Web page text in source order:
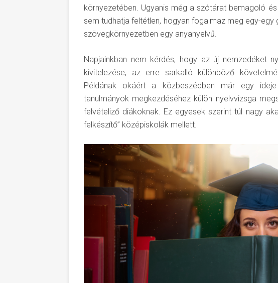
környezetében. Ugyanis még a szótárat bemagoló
sem tudhatja feltétlen, hogyan fogalmaz meg egy-
szövegkörnyezetben egy anyanyelvű.
Napjainkban nem kérdés, hogy az új nemzedéket
kivitelezése, az erre sarkalló különböző
Példának okáért a közbeszédben már egy
tanulmányok megkezdéséhez külön nyelvvizsga
felvételiző diákoknak. Ez egyesek szerint túl nagy
felkészítő” középiskolák mellett.